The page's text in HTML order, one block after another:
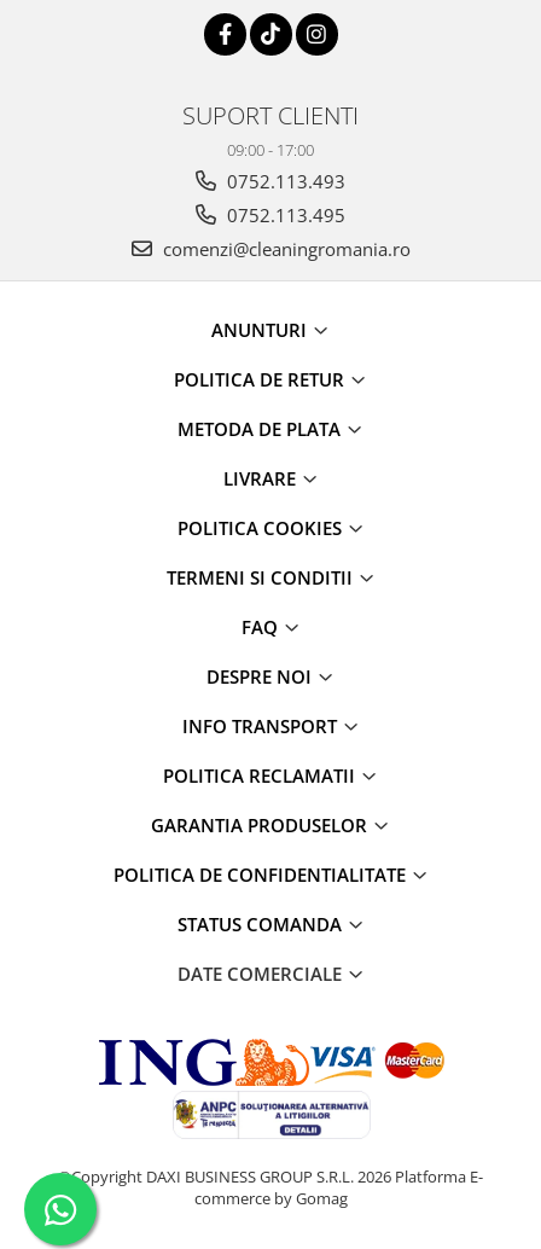
SUPORT CLIENTI
09:00 - 17:00
0752.113.493
0752.113.495
comenzi@cleaningromania.ro
ANUNTURI
POLITICA DE RETUR
METODA DE PLATA
LIVRARE
POLITICA COOKIES
TERMENI SI CONDITII
FAQ
DESPRE NOI
INFO TRANSPORT
POLITICA RECLAMATII
GARANTIA PRODUSELOR
POLITICA DE CONFIDENTIALITATE
STATUS COMANDA
DATE COMERCIALE
©Copyright DAXI BUSINESS GROUP S.R.L. 2026 Platforma E-
commerce by Gomag